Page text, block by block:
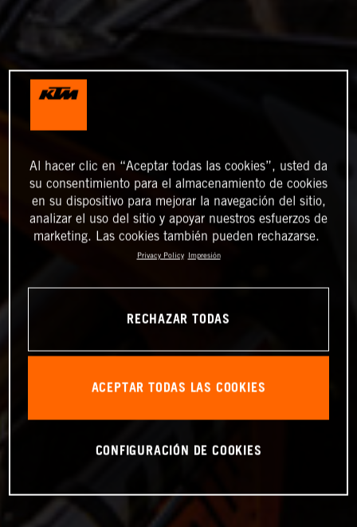
Al hacer clic en “Aceptar todas las cookies”, usted da
su consentimiento para el almacenamiento de cookies
en su dispositivo para mejorar la navegación del sitio,
analizar el uso del sitio y apoyar nuestros esfuerzos de
marketing. Las cookies también pueden rechazarse.
Privacy Policy Impresión
RECHAZAR TODAS
ACEPTAR TODAS LAS COOKIES
CONFIGURACIÓN DE COOKIES